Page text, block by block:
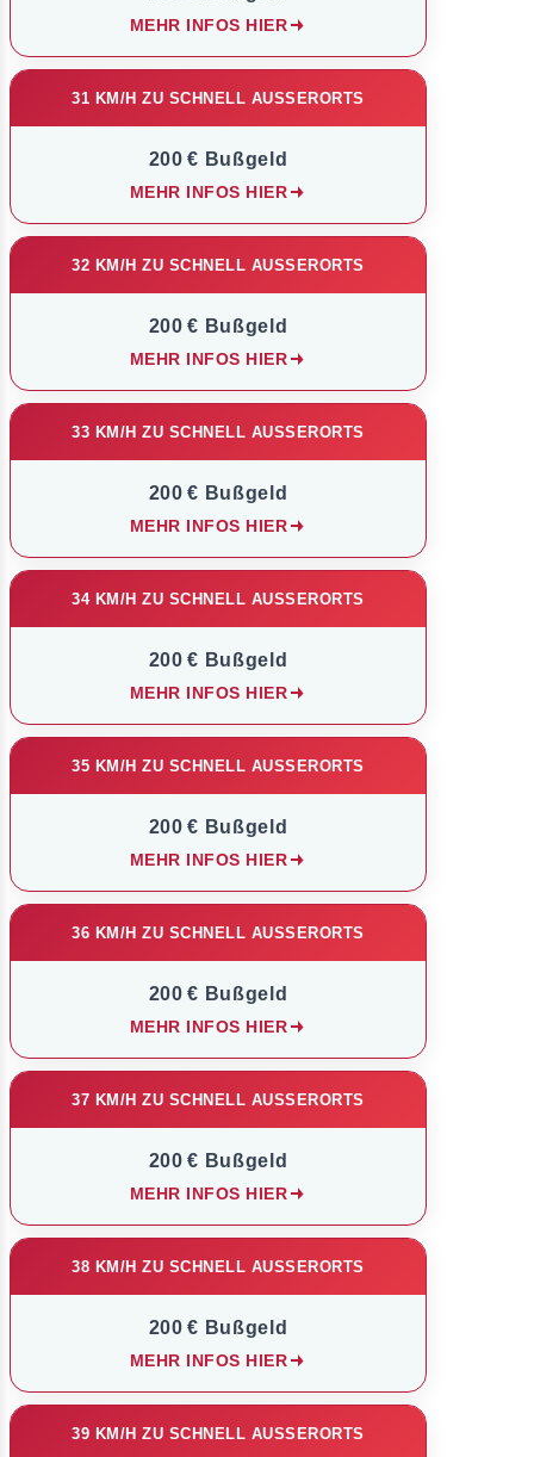
MEHR INFOS HIER
31 KM/H ZU SCHNELL AUSSERORTS
200 € Bußgeld
MEHR INFOS HIER
32 KM/H ZU SCHNELL AUSSERORTS
200 € Bußgeld
MEHR INFOS HIER
33 KM/H ZU SCHNELL AUSSERORTS
200 € Bußgeld
MEHR INFOS HIER
34 KM/H ZU SCHNELL AUSSERORTS
200 € Bußgeld
MEHR INFOS HIER
35 KM/H ZU SCHNELL AUSSERORTS
200 € Bußgeld
MEHR INFOS HIER
36 KM/H ZU SCHNELL AUSSERORTS
200 € Bußgeld
MEHR INFOS HIER
37 KM/H ZU SCHNELL AUSSERORTS
200 € Bußgeld
MEHR INFOS HIER
38 KM/H ZU SCHNELL AUSSERORTS
200 € Bußgeld
MEHR INFOS HIER
39 KM/H ZU SCHNELL AUSSERORTS